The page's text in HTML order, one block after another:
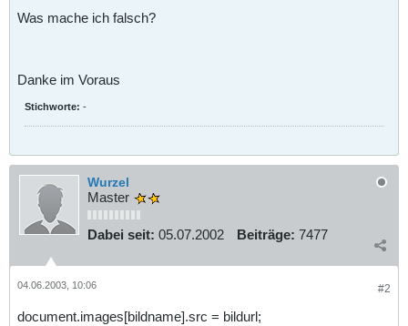
Was mache ich falsch?
Danke im Voraus
Stichworte: -
Wurzel
Master
Dabei seit: 05.07.2002 Beiträge: 7477
#2
04.06.2003, 10:06
document.images[bildname].src = bildurl;